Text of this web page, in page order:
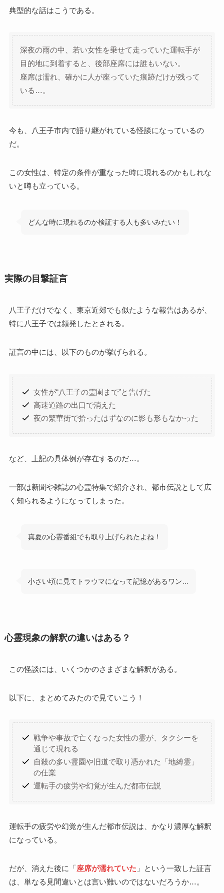
典型的な話はこうである。
深夜の雨の中、若い女性を乗せて走っていた運転手が
目的地に到着すると、後部座席には誰もいない。
座席は濡れ、確かに人が座っていた痕跡だけが残って
いる…。
今も、八王子市内で語り継がれている怪談になっているの
だ。
この女性は、特定の条件が重なった時に現れるのかもしれな
いと噂も立っている。
どんな時に現れるのか検証する人も多いみたい！
実際の目撃証言
八王子だけでなく、東京近郊でも似たような報告はあるが、
特に八王子では頻発したとされる。
証言の中には、以下のものが挙げられる。
女性が“八王子の霊園まで”と告げた
高速道路の出口で消えた
夜の繁華街で拾ったはずなのに影も形もなかった
など、上記の具体例が存在するのだ…。
一部は新聞や雑誌の心霊特集で紹介され、都市伝説として広
く知られるようになってしまった。
真夏の心霊番組でも取り上げられたよね！
小さい頃に見てトラウマになって記憶があるワン…
心霊現象の解釈の違いはある？
この怪談には、いくつかのさまざまな解釈がある。
以下に、まとめてみたので見ていこう！
戦争や事故で亡くなった女性の霊が、タクシーを
通じて現れる
自殺の多い霊園や旧道で取り憑かれた「地縛霊」
の仕業
運転手の疲労や幻覚が生んだ都市伝説
運転手の疲労や幻覚が生んだ都市伝説は、かなり濃厚な解釈
になっている。
だが、消えた後に「座席が濡れていた 」という一致した証言
は、単なる見間違いとは言い難いのではないだろうか…。